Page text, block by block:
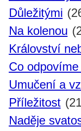
Důležitými
Na kolenou
Království
Co
Umučení a
Příležitost
Naděje